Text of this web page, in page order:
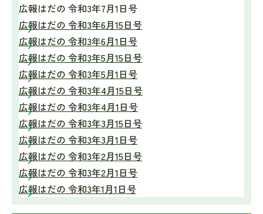
広報はだの 令和3年7月1日号
広報はだの 令和3年6月15日号
広報はだの 令和3年6月1日号
広報はだの 令和3年5月15日号
広報はだの 令和3年5月1日号
広報はだの 令和3年4月15日号
広報はだの 令和3年4月1日号
広報はだの 令和3年3月15日号
広報はだの 令和3年3月1日号
広報はだの 令和3年2月15日号
広報はだの 令和3年2月1日号
広報はだの 令和3年1月1日号